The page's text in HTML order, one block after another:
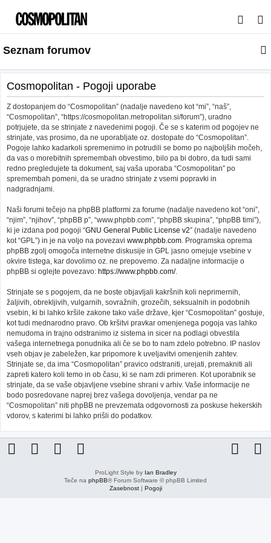
s
a
j
Seznam forumov
Cosmopolitan - Pogoji uporabe
Z dostopanjem do “Cosmopolitan” (nadalje navedeno kot “mi”, “naš”,
“Cosmopolitan”, “https://cosmopolitan.metropolitan.si/forum”), uradno
potrjujete, da se strinjate z navedenimi pogoji. Če se s katerim od pogojev ne
strinjate, vas prosimo, da ne uporabljate oz. dostopate do “Cosmopolitan”.
Pogoje lahko kadarkoli spremenimo in potrudili se bomo po najboljših močeh,
da vas o morebitnih spremembah obvestimo, bilo pa bi dobro, da tudi sami
redno pregledujete ta dokument, saj vaša uporaba “Cosmopolitan” po
spremembah pomeni, da se uradno strinjate z vsemi popravki in
nadgradnjami.
Naši forumi tečejo na phpBB platformi za forume (nadalje navedeno kot “oni”,
“njim”, “njihov”, “phpBB p”, “www.phpbb.com”, “phpBB skupina”, “phpBB timi”),
ki je izdana pod pogoji “GNU General Public License v2” (nadalje navedeno
kot “GPL”) in je na voljo na povezavi www.phpbb.com. Programska oprema
phpBB zgolj omogoča internetne diskusije in GPL jasno omejuje vsebine v
okvire tistega, kar dovolimo oz. ne prepovemo. Za nadaljne informacije o
phpBB si oglejte povezavo: https://www.phpbb.com/.
Strinjate se s pogojem, da ne boste objavljali kakršnih koli neprimernih,
žaljivih, obrekljivih, vulgarnih, sovražnih, grozečih, seksualnih in podobnih
vsebin, ki bi lahko kršile zakone tako vaše države, kjer “Cosmopolitan” gostuje,
kot tudi mednarodno pravo. Ob kršitvi pravkar omenjenega pogoja vas lahko
nemudoma in trajno odstranimo iz sistema in sicer na podlagi obvestila
vašega internetnega ponudnika ali če se bo to nam zdelo potrebno. IP naslov
vseh objav je zabeležen, kar pripomore k uveljavitvi omenjenih zahtev.
Strinjate se, da ima “Cosmopolitan” pravico odstraniti, urejati, premakniti ali
zapreti katero koli temo in ob času, ki se nam zdi primeren. Kot uporabnik se
strinjate, da se vaše objavljene vsebine shrani v arhiv. Vaše informacije ne
bodo posredovane naprej brez vašega dovoljenja, vendar pa ne
“Cosmopolitan” niti phpBB ne prevzemata odgovornosti za poskuse hekerskih
vdorov, s katerimi bi lahko prišli do podatkov.
ProLight Style by Ian Bradley
Teče na phpBB® Forum Software © phpBB Limited
Zasebnost| Pogoji